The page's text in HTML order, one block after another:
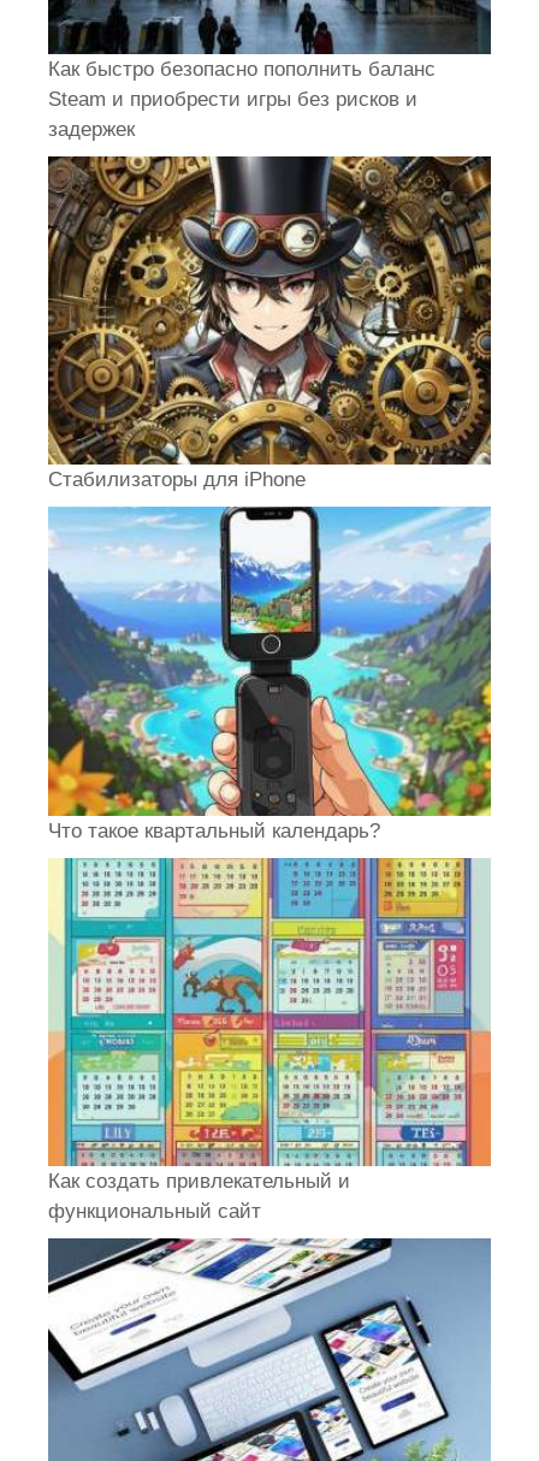
Как быстро безопасно пополнить баланс
Steam и приобрести игры без рисков и
задержек
Стабилизаторы для iPhone
Что такое квартальный календарь?
Как создать привлекательный и
функциональный сайт